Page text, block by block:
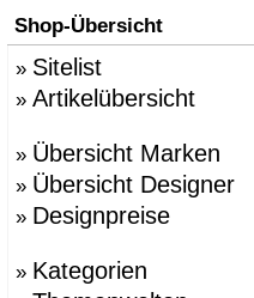
Shop-Übersicht
» Sitelist
» Artikelübersicht
» Übersicht Marken
» Übersicht Designer
» Designpreise
» Kategorien